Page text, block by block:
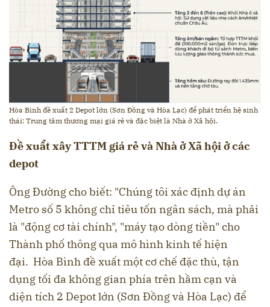
Hòa Bình đề xuất 2 Depot lớn (Sơn Đồng và Hòa Lạc) để phát triển hệ sinh
thái: Trung tâm thương mại giá rẻ và đặc biệt là Nhà ở Xã hội.
Đề xuẩt xây TTTM giá rẻ và Nhà ở Xã hội ở các
depot
Ông Đường cho biết: "Chúng tôi xác định dự án
Metro số 5 không chỉ tiêu tốn ngân sách, mà phải
là "động cơ tài chính", "máy tạo dòng tiền" cho
Thành phố thông qua mô hình kinh tế hiện
đại. Hòa Bình đề xuất một cơ chế đặc thù, tận
dụng tối đa không gian phía trên hầm cạn và
diện tích 2 Depot lớn (Sơn Đồng và Hòa Lạc) để